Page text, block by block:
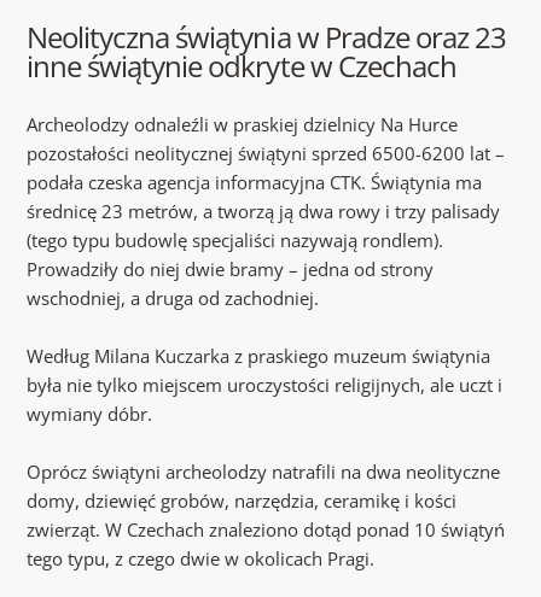
Neolityczna świątynia w Pradze oraz 23
inne świątynie odkryte w Czechach
Archeolodzy odnaleźli w praskiej dzielnicy Na Hurce
pozostałości neolitycznej świątyni sprzed 6500-6200 lat –
podała czeska agencja informacyjna CTK. Świątynia ma
średnicę 23 metrów, a tworzą ją dwa rowy i trzy palisady
(tego typu budowlę specjaliści nazywają rondlem).
Prowadziły do niej dwie bramy – jedna od strony
wschodniej, a druga od zachodniej.
Według Milana Kuczarka z praskiego muzeum świątynia
była nie tylko miejscem uroczystości religijnych, ale uczt i
wymiany dóbr.
Oprócz świątyni archeolodzy natrafili na dwa neolityczne
domy, dziewięć grobów, narzędzia, ceramikę i kości
zwierząt. W Czechach znaleziono dotąd ponad 10 świątyń
tego typu, z czego dwie w okolicach Pragi.